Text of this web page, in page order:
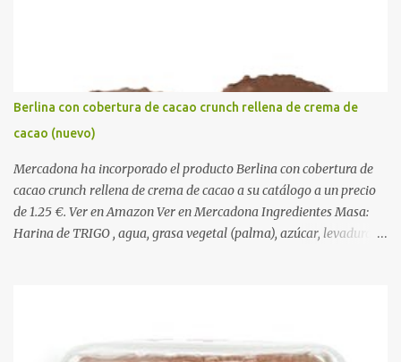
Berlina con cobertura de cacao crunch rellena de crema de
cacao (nuevo)
Mercadona ha incorporado el producto Berlina con cobertura de
cacao crunch rellena de crema de cacao a su catálogo a un precio
de 1.25 €. Ver en Amazon Ver en Mercadona Ingredientes Masa:
Harina de TRIGO , agua, grasa vegetal (palma), azúcar, levadura,
antioxidante (E300). Relleno 27%: Azúcar, aceite vegetal refinado